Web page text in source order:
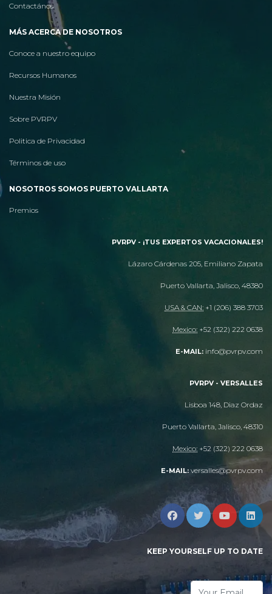
Contactános
MÁS ACERCA DE NOSOTROS
Conoce a nuestro equipo
Recursos Humanos
Nuestra Misión
Sobre PVRPV
Politica de Privacidad
Términos de uso
NOSOTROS SOMOS PUERTO VALLARTA
Premios
PVRPV - ¡TUS EXPERTOS VACACIONALES!
Lázaro Cárdenas 205, Emiliano Zapata
Puerto Vallarta, Jalisco, 48380
USA & CAN: +1 (206) 388 3703
Mexico: +52 (322) 222 0638
E-MAIL: info@pvrpv.com
PVRPV - VERSALLES
Lisboa 148, Diaz Ordaz
Puerto Vallarta, Jalisco, 48310
Mexico: +52 (322) 222 0638
E-MAIL: versalles@pvrpv.com
KEEP YOURSELF UP TO DATE